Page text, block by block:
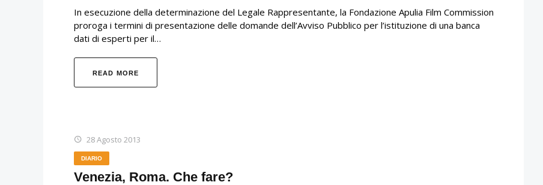
In esecuzione della determinazione del Legale Rappresentante, la Fondazione Apulia Film Commission
proroga i termini di presentazione delle domande dell’Avviso Pubblico per l’istituzione di una banca
dati di esperti per il…
READ MORE
28 Agosto 2013
DIARIO
Venezia, Roma. Che fare?